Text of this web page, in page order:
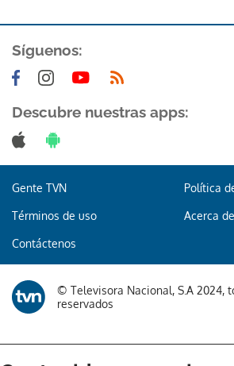
Síguenos:
Descubre nuestras apps:
Gente TVN Política
Términos de uso Acerca
Contáctenos
© Televisora Nacional, S.A 2024,
reservados